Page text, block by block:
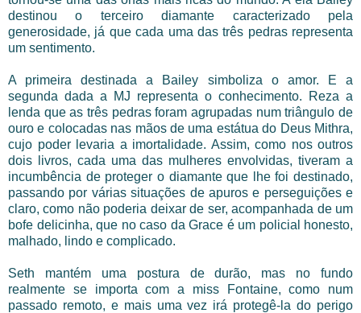
destinou o terceiro diamante caracterizado pela
generosidade, já que cada uma das três pedras representa
um sentimento.
A primeira destinada a Bailey simboliza o amor. E a
segunda dada a MJ representa o conhecimento. Reza a
lenda que as três pedras foram agrupadas num triângulo de
ouro e colocadas nas mãos de uma estátua do Deus Mithra,
cujo poder levaria a imortalidade. Assim, como nos outros
dois livros, cada uma das mulheres envolvidas, tiveram a
incumbência de proteger o diamante que lhe foi destinado,
passando por várias situações de apuros e perseguições e
claro, como não poderia deixar de ser, acompanhada de um
bofe delicinha, que no caso da Grace é um policial honesto,
malhado, lindo e complicado.
Seth mantém uma postura de durão, mas no fundo
realmente se importa com a miss Fontaine, como num
passado remoto, e mais uma vez irá protegê-la do perigo